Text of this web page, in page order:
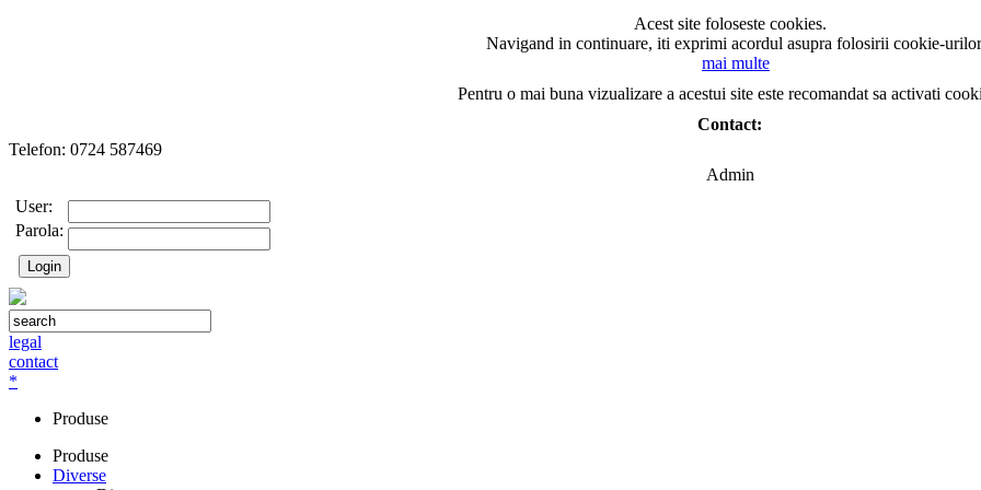
Acest site foloseste cookies.
Navigand in continuare, iti exprimi acordul asupra folosirii cookie-
mai multe
Pentru o mai buna vizualizare a acestui site este recomandat sa activati
Contact:
Telefon: 0724 587469
Admin
User:
Parola:
legal
contact
*
Produse
Produse
Diverse